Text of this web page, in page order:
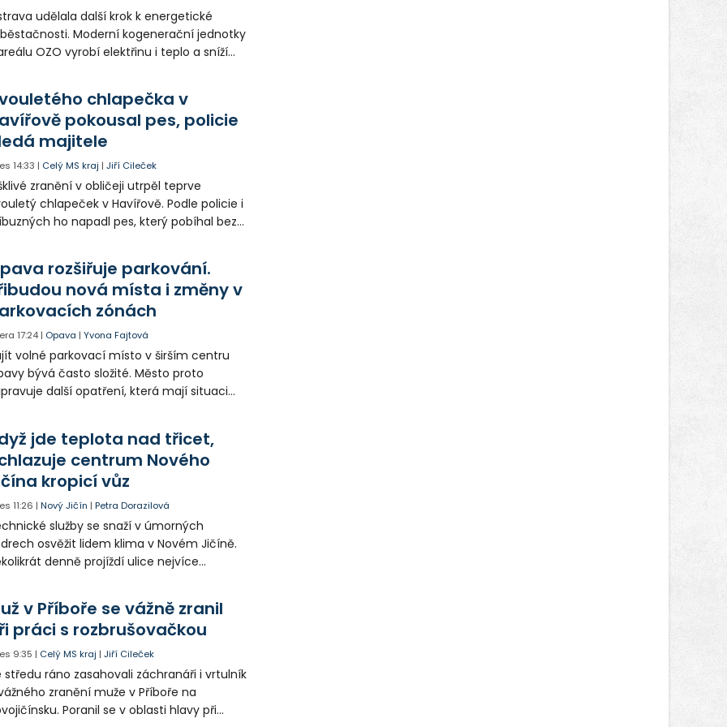
udělala další krok k energetické
Moderní kogenerační jednotky
OZO vyrobí elektřinu i teplo a sníží
chlapečka v
pokousal pes, policie
majitele
14:33 | Celý MS kraj |Jiří Cileček
zranění v obličeji utrpěl teprve
chlapeček v Havířově. Podle policie i
ho napadl pes, který pobíhal bez
Případem už se zabývá policie, která
psa hledá.
rozšiřuje parkování.
nová místa i změny v
zónách
17:24 | Opava |Yvona Fajtová
volné parkovací místo v širším centru
bývá často složité. Město proto
další opatření, která mají situaci
řidiče v parkovacích zónách.
jde teplota nad třicet,
centrum Nového
kropicí vůz
11:26 |Nový Jičín |Petra Dorazilová
služby se snaží v úmorných
osvěžit lidem klima v Novém Jičíně.
denně projíždí ulice nejvíce
v Příboře se vážně zranil
práci s rozbrušovačkou
9:35 | Celý MS kraj |Jiří Cileček
středu ráno zasahovali záchranáři i vrtulník
zranění muže v Příboře na
Poranil se v oblasti hlavy při